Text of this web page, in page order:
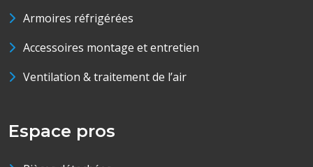
Armoires réfrigérées
Accessoires montage et entretien
Ventilation & traitement de l’air
Espace pros